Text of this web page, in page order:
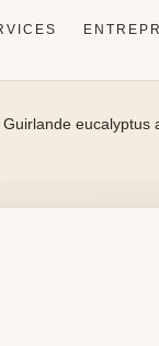
Guirlande eucalyptus